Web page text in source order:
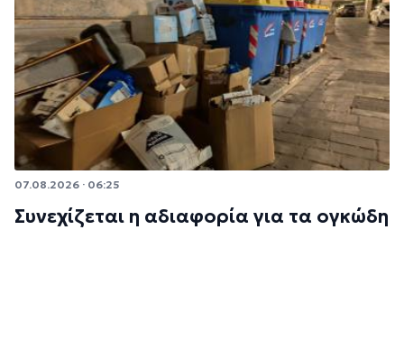
07.08.2026 · 06:25
Συνεχίζεται η αδιαφορία για τα ογκώδη